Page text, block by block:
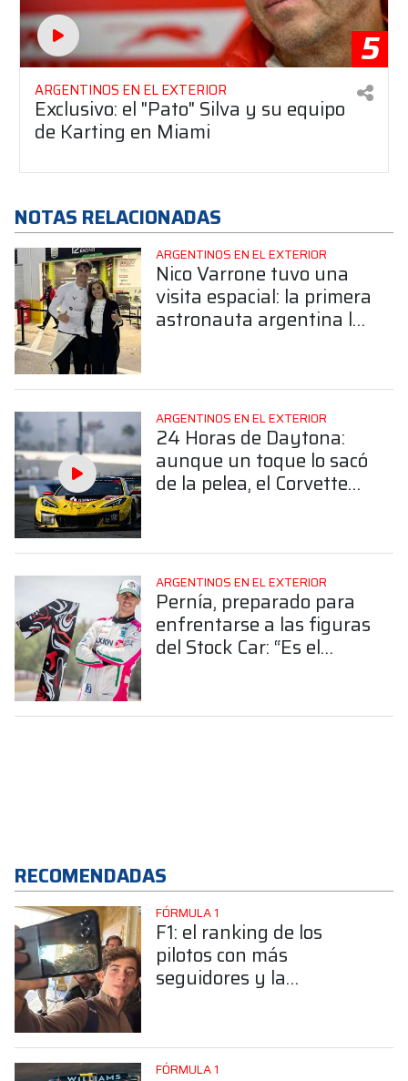
5
ARGENTINOS EN EL EXTERIOR
Exclusivo: el "Pato" Silva y su equipo
de Karting en Miami
NOTAS RELACIONADAS
ARGENTINOS EN EL EXTERIOR
Nico Varrone tuvo una
visita espacial: la primera
astronauta argentina lo
ARGENTINOS EN EL EXTERIOR
24 Horas de Daytona:
aunque un toque lo sacó
de la pelea, el Corvette
ARGENTINOS EN EL EXTERIOR
Pernía, preparado para
enfrentarse a las figuras
del Stock Car: “Es el
RECOMENDADAS
FÓRMULA 1
F1: el ranking de los
pilotos con más
seguidores y la
FÓRMULA 1